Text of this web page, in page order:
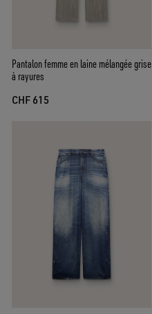
Pantalon femme en laine mélangée grise
à rayures
CHF 615